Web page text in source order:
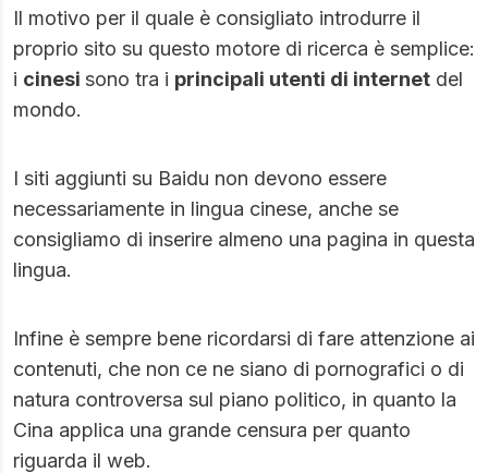
Il motivo per il quale è consigliato introdurre il
proprio sito su questo motore di ricerca è semplice:
i cinesi sono tra i principali utenti di internet del
mondo.
I siti aggiunti su Baidu non devono essere
necessariamente in lingua cinese, anche se
consigliamo di inserire almeno una pagina in questa
lingua.
Infine è sempre bene ricordarsi di fare attenzione ai
contenuti, che non ce ne siano di pornografici o di
natura controversa sul piano politico, in quanto la
Cina applica una grande censura per quanto
riguarda il web.